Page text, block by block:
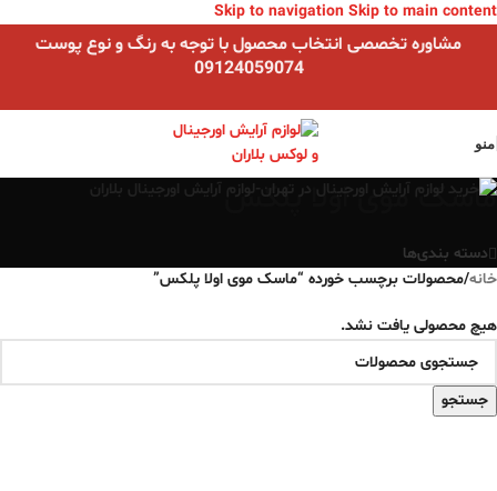
Skip to navigation Skip to main content
مشاوره تخصصی انتخاب محصول با توجه به رنگ و نوع پوست
09124059074
منو
ماسک موی اولا پلکس
دسته بندی‌ها
خانه/محصولات برچسب خورده “ماسک موی اولا پلکس”
هیچ محصولی یافت نشد.
جستجو